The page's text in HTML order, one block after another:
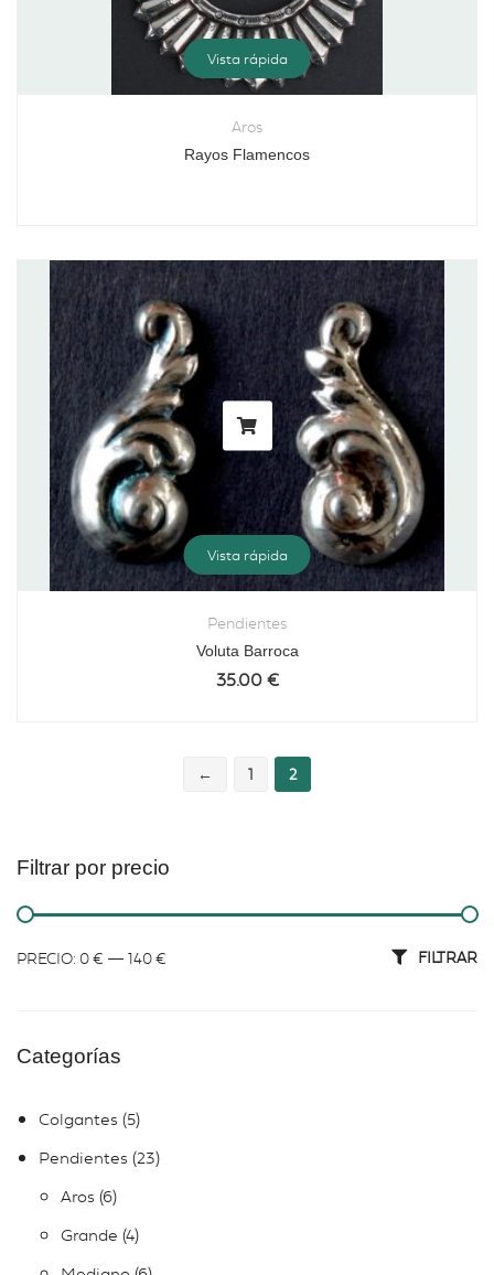
Vista rápida
Aros
Rayos Flamencos
Vista rápida
Pendientes
Voluta Barroca
35.00€
← 1 2
Filtrar por precio
FILTRAR
PRECIO: 0 € —140 €
Categorías
Colgantes 5
Pendientes 23
Aros 6
Grande 4